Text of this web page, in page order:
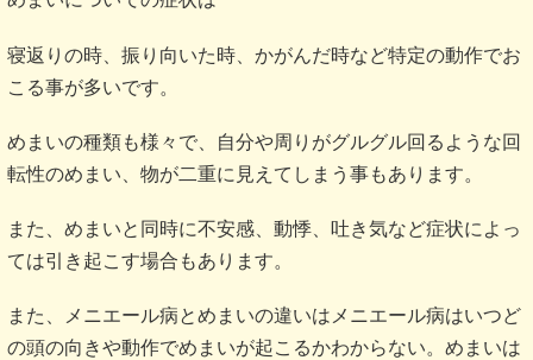
寝返りの時、振り向いた時、かがんだ時など特定の動作でお
こる事が多いです。
めまいの種類も様々で、自分や周りがグルグル回るような回
転性のめまい、物が二重に見えてしまう事もあります。
また、めまいと同時に不安感、動悸、吐き気など症状によっ
ては引き起こす場合もあります。
また、メニエール病とめまいの違いはメニエール病はいつど
の頭の向きや動作でめまいが起こるかわからない。めまいは